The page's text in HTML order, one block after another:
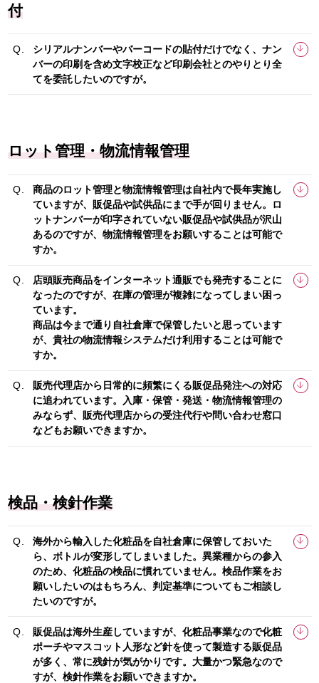
付
シリアルナンバーやバーコードの貼付だけでなく、ナン
バーの印刷を含め文字校正など印刷会社とのやりとり全
てを委託したいのですが。
ロット管理・物流情報管理
商品のロット管理と物流情報管理は自社内で長年実施し
ていますが、販促品や試供品にまで手が回りません。ロ
ットナンバーが印字されていない販促品や試供品が沢山
あるのですが、物流情報管理をお願いすることは可能で
すか。
店頭販売商品をインターネット通販でも発売することに
なったのですが、在庫の管理が複雑になってしまい困っ
ています。
商品は今まで通り自社倉庫で保管したいと思っています
が、貴社の物流情報システムだけ利用することは可能で
すか。
販売代理店から日常的に頻繁にくる販促品発注への対応
に追われています。入庫・保管・発送・物流情報管理の
みならず、販売代理店からの受注代行や問い合わせ窓口
などもお願いできますか。
検品・検針作業
海外から輸入した化粧品を自社倉庫に保管しておいた
ら、ボトルが変形してしまいました。異業種からの参入
のため、化粧品の検品に慣れていません。検品作業をお
願いしたいのはもちろん、判定基準についてもご相談し
たいのですが。
販促品は海外生産していますが、化粧品事業なので化粧
ポーチやマスコット人形など針を使って製造する販促品
が多く、常に残針が気がかりです。大量かつ緊急なので
すが、検針作業をお願いできますか。